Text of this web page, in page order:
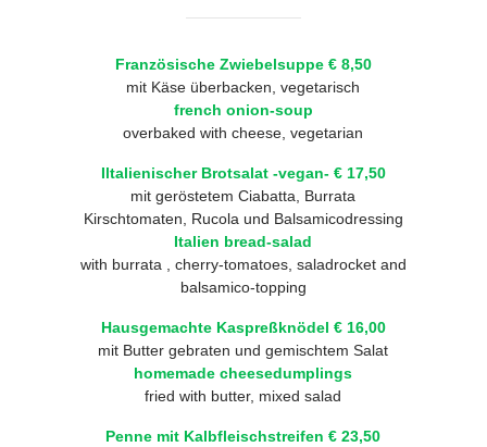
Französische Zwiebelsuppe € 8,50
mit Käse überbacken, vegetarisch
french onion-soup
overbaked with cheese, vegetarian
Iltalienischer Brotsalat -vegan- € 17,50
mit geröstetem Ciabatta, Burrata
Kirschtomaten, Rucola und Balsamicodressing
Italien bread-salad
with burrata , cherry-tomatoes, saladrocket and
balsamico-topping
Hausgemachte Kaspreßknödel € 16,00
mit Butter gebraten und gemischtem Salat
homemade cheesedumplings
fried with butter, mixed salad
Penne mit Kalbfleischstreifen € 23,50